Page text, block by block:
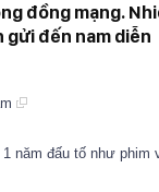
đồng mạng.
đến nam diễn
năm đấu tố như phim